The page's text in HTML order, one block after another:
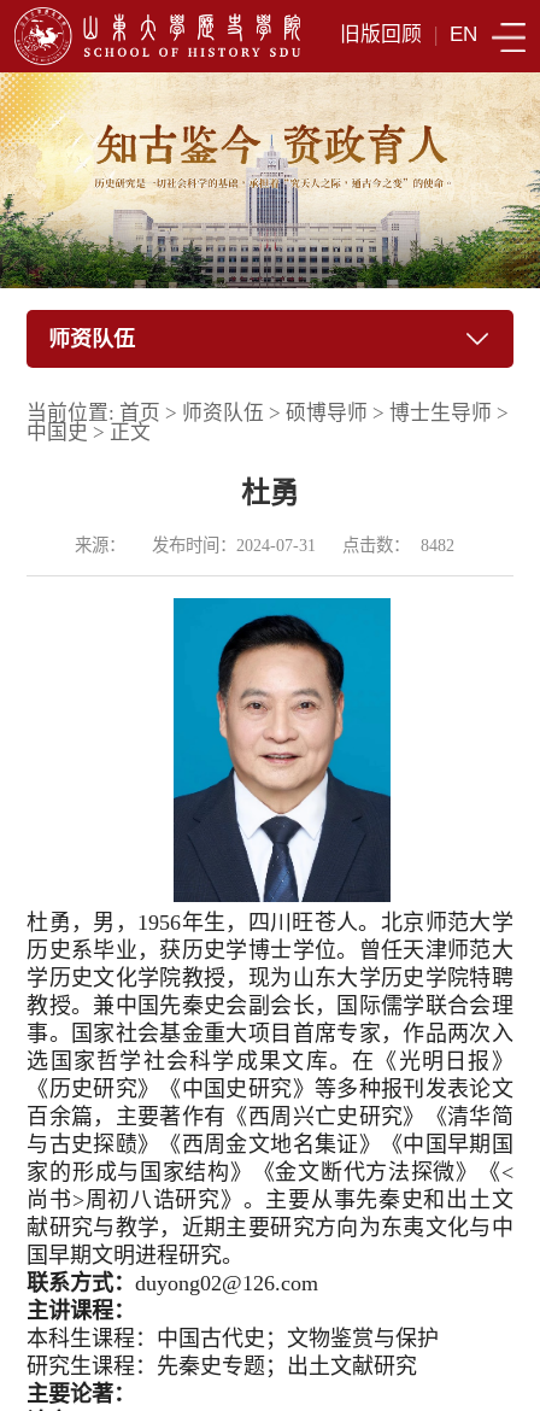
旧版回顾 | EN
师资队伍
当前位置: 首页 > 师资队伍 >硕博导师 >博士生导师 >
中国史 > 正文
杜勇
来源： 发布时间：2024-07-31 点击数： 8482
杜勇，男，1956年生，四川旺苍人。北京师范大学
历史系毕业，获历史学博士学位。曾任天津师范大
学历史文化学院教授，现为山东大学历史学院特聘
教授。兼中国先秦史会副会长，国际儒学联合会理
事。国家社会基金重大项目首席专家，作品两次入
选国家哲学社会科学成果文库。在《光明日报》
《历史研究》《中国史研究》等多种报刊发表论文
百余篇，主要著作有《西周兴亡史研究》《清华简
与古史探赜》《西周金文地名集证》《中国早期国
家的形成与国家结构》《金文断代方法探微》《<
尚书>周初八诰研究》。主要从事先秦史和出土文
献研究与教学，近期主要研究方向为东夷文化与中
国早期文明进程研究。
联系方式：duyong02@126.com
主讲课程：
本科生课程：中国古代史；文物鉴赏与保护
研究生课程：先秦史专题；出土文献研究
主要论著：